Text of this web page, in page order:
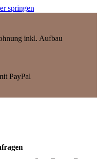
springen
inkl. Aufbau
PayPal